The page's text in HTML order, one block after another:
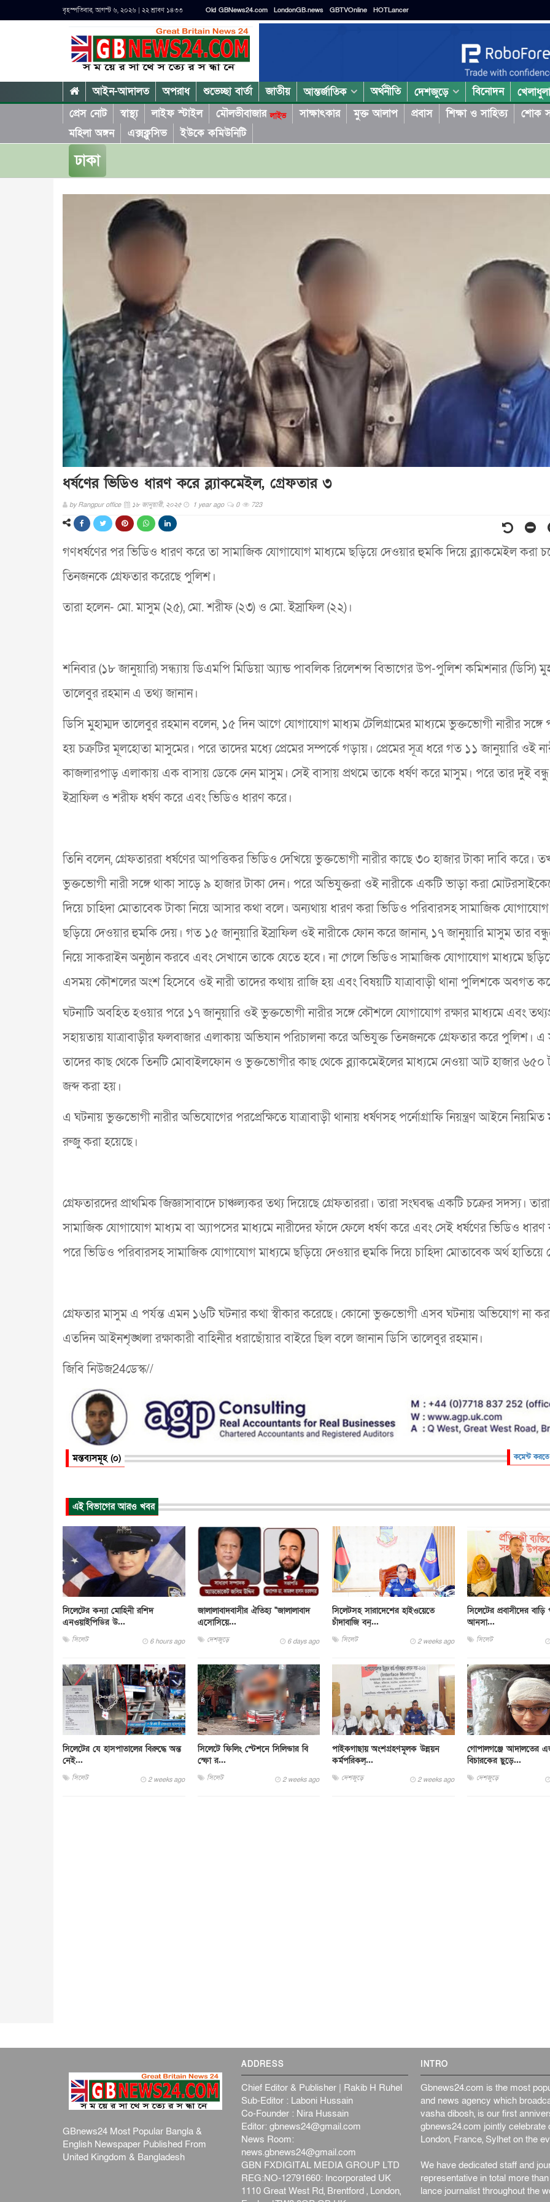
বৃহস্পতিবার, আগস্ট ৬, ২০২৬ | ২২ শ্রাবণ ১৪৩৩ Old GBNews24.com LondonGB.news GBTVOnline HOTLancer
আইন-আদালত অপরাধ শুভেচ্ছা বার্তা জাতীয় আন্তর্জাতিক অর্থনীতি দেশজুড়ে বিনোদন
প্রেস নোট
স্বাস্থ্য লাইফ স্টাইল মৌলভীবাজারলাইভ সাক্ষাৎকার মুক্ত আলাপ প্রবাস শিক্ষা ও সাহিত্য শোক
মহিলা অঙ্গন
এক্সক্লুসিভ ইউকে কমিউনিটি
ঢাকা
ধর্ষণের ভিডিও ধারণ করে ব্ল্যাকমেইল, গ্রেফতার ৩
byRangpur office ১৮ জানুয়ারী, ২০২৫ 1 year ago 0 723
গণধর্ষণের পর ভিডিও ধারণ করে তা সামাজিক যোগাযোগ মাধ্যমে ছড়িয়ে দেওয়ার হুমকি দিয়ে ব্ল্যাকমেইল করা
তিনজনকে গ্রেফতার করেছে পুলিশ।
তারা হলেন- মো. মাসুম (২৫), মো. শরীফ (২৩) ও মো. ইস্রাফিল (২২)।
শনিবার (১৮ জানুয়ারি) সন্ধ্যায় ডিএমপি মিডিয়া অ্যান্ড পাবলিক রিলেশন্স বিভাগের উপ-পুলিশ কমিশনার (ডিসি)
তালেবুর রহমান এ তথ্য জানান।
ডিসি মুহাম্মদ তালেবুর রহমান বলেন, ১৫ দিন আগে যোগাযোগ মাধ্যম টেলিগ্রামের মাধ্যমে ভুক্তভোগী নারীর সঙ্গে
হয় চক্রটির মূলহোতা মাসুমের। পরে তাদের মধ্যে প্রেমের সম্পর্কে গড়ায়। প্রেমের সূত্র ধরে গত ১১ জানুয়ারি ওই
কাজলারপাড় এলাকায় এক বাসায় ডেকে নেন মাসুম। সেই বাসায় প্রথমে তাকে ধর্ষণ করে মাসুম। পরে তার দুই বন্ধু
ইস্রাফিল ও শরীফ ধর্ষণ করে এবং ভিডিও ধারণ করে।
তিনি বলেন, গ্রেফতাররা ধর্ষণের আপত্তিকর ভিডিও দেখিয়ে ভুক্তভোগী নারীর কাছে ৩০ হাজার টাকা দাবি করে।
ভুক্তভোগী নারী সঙ্গে থাকা সাড়ে ৯ হাজার টাকা দেন। পরে অভিযুক্তরা ওই নারীকে একটি ভাড়া করা
দিয়ে চাহিদা মোতাবেক টাকা নিয়ে আসার কথা বলে। অন্যথায় ধারণ করা ভিডিও পরিবারসহ সামাজিক যোগাযোগ
ছড়িয়ে দেওয়ার হুমকি দেয়। গত ১৫ জানুয়ারি ইস্রাফিল ওই নারীকে ফোন করে জানান, ১৭ জানুয়ারি মাসুম তার
নিয়ে সাকরাইন অনুষ্ঠান করবে এবং সেখানে তাকে যেতে হবে। না গেলে ভিডিও সামাজিক যোগাযোগ মাধ্যমে
এসময় কৌশলের অংশ হিসেবে ওই নারী তাদের কথায় রাজি হয় এবং বিষয়টি যাত্রাবাড়ী থানা পুলিশকে অবগত
ঘটনাটি অবহিত হওয়ার পরে ১৭ জানুয়ারি ওই ভুক্তভোগী নারীর সঙ্গে কৌশলে যোগাযোগ রক্ষার মাধ্যমে এবং
সহায়তায় যাত্রাবাড়ীর ফলবাজার এলাকায় অভিযান পরিচালনা করে অভিযুক্ত তিনজনকে গ্রেফতার করে পুলিশ।
তাদের কাছ থেকে তিনটি মোবাইলফোন ও ভুক্তভোগীর কাছ থেকে ব্ল্যাকমেইলের মাধ্যমে নেওয়া আট হাজার ৬৫০
জব্দ করা হয়।
এ ঘটনায় ভুক্তভোগী নারীর অভিযোগের পরপ্রেক্ষিতে যাত্রাবাড়ী থানায় ধর্ষণসহ পর্নোগ্রাফি নিয়ন্ত্রণ আইনে নিয়মিত
রুজু করা হয়েছে।
গ্রেফতারদের প্রাথমিক জিজ্ঞাসাবাদে চাঞ্চল্যকর তথ্য দিয়েছে গ্রেফতাররা। তারা সংঘবদ্ধ একটি চক্রের সদস্য। তারা
সামাজিক যোগাযোগ মাধ্যম বা অ্যাপসের মাধ্যমে নারীদের ফাঁদে ফেলে ধর্ষণ করে এবং সেই ধর্ষণের ভিডিও ধারণ
পরে ভিডিও পরিবারসহ সামাজিক যোগাযোগ মাধ্যমে ছড়িয়ে দেওয়ার হুমকি দিয়ে চাহিদা মোতাবেক অর্থ হাতিয়ে
গ্রেফতার মাসুম এ পর্যন্ত এমন ১৬টি ঘটনার কথা স্বীকার করেছে। কোনো ভুক্তভোগী এসব ঘটনায় অভিযোগ না
এতদিন আইনশৃঙ্খলা রক্ষাকারী বাহিনীর ধরাছোঁয়ার বাইরে ছিল বলে জানান ডিসি তালেবুর রহমান।
জিবি নিউজ24ডেস্ক//
মন্তব্যসমূহ (০) কমেন্ট
এই বিভাগের আরও খবর
সিলেটের কন্যা মোহিনী রশিদ
এনওয়াইপিডির উ...
সিলেট 6 hours ago
জালালাবাদবাসীর ঐতিহ্য "জালালাবাদ
এসোসিয়ে...
দেশজুড়ে 6 days ago
সিলেটসহ সারাদেশের হাইওয়েতে
চাঁদাবাজি বন্...
সিলেট 2 weeks ago
সিলেটের প্রবাসীদের বাড়ি
আনসা...
সিলেট
সিলেটের যে হাসপাতালের বিরুদ্ধে অন্ত
নেই...
সিলেট 2 weeks ago
সিলেটে ফিলিং স্টেশনে সিলিন্ডার বি
স্ফো র...
সিলেট 2 weeks ago
পাইকগাছায় অংশগ্রহণমূলক উন্নয়ন
কর্মপরিকল্...
দেশজুড়ে 2 weeks ago
গোপালগঞ্জে আদালতের
বিচারকের ছুড়ে...
দেশজুড়ে
GBnews24 Most Popular Bangla &
English Newspaper Published From
United Kingdom & Bangladesh
ADDRESS
Chief Editor & Publisher | Rakib H Ruhel
Sub-Editor : Laboni Hussain
Co-Founder : Nira Hussain
Editor:gbnews24@gmail.com
News Room:
news.gbnews24@gmail.com
GBN FXDIGITAL MEDIA GROUP LTD
REG:NO-12791660: Incorporated UK
1110 Great West Rd, Brentford , London,
INTRO
Gbnews24.com is the most
and news agency which
vasha dibosh, is our first
gbnews24.com jointly
London, France, Sylhet on the
We have dedicated staff and
representative in total more
lance journalist throughout the